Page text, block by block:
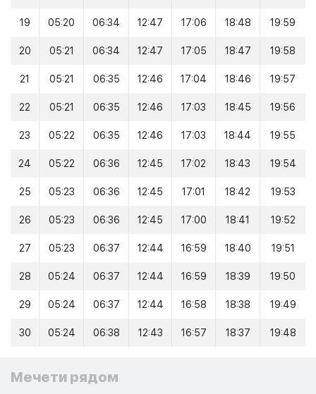
19 05:20 06:34 12:47 17:06 18:48 19:59
20 05:21 06:34 12:47 17:05 18:47 19:58
21 05:21 06:35 12:46 17:04 18:46 19:57
22 05:21 06:35 12:46 17:03 18:45 19:56
23 05:22 06:35 12:46 17:03 18:44 19:55
24 05:22 06:36 12:45 17:02 18:43 19:54
25 05:23 06:36 12:45 17:01 18:42 19:53
26 05:23 06:36 12:45 17:00 18:41 19:52
27 05:23 06:37 12:44 16:59 18:40 19:51
28 05:24 06:37 12:44 16:59 18:39 19:50
29 05:24 06:37 12:44 16:58 18:38 19:49
30 05:24 06:38 12:43 16:57 18:37 19:48
Мечети рядом